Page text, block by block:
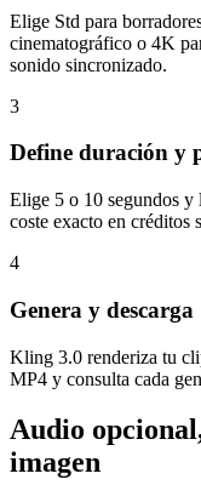
Elige Std para
cinematográfico o 4K
sonido sincronizado.
3
Define duración y
Elige 5 o 10 segundos y
coste exacto en créditos
4
Genera y descarga
Kling 3.0 renderiza tu
MP4 y consulta cada
Audio
imagen